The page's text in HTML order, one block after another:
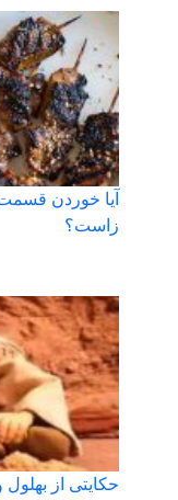
آیا خوردن
زاست؟
حکایتی از بهلول